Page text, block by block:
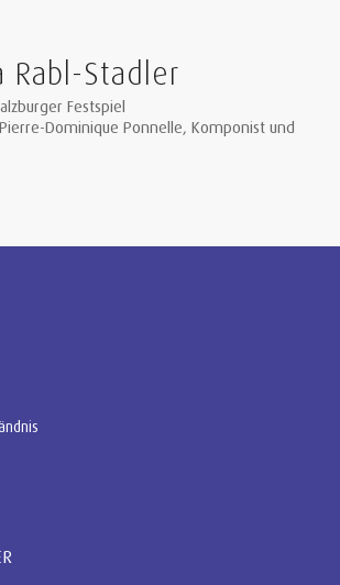
Rabl-Stadler
Festspiel
Dominique Ponnelle, Komponist und